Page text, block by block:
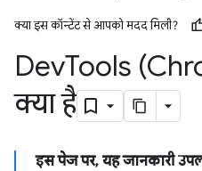
क्या इस कॉन्टेंट से आपको मदद मिली?
DevTools
क्या है
इस पेज पर, यह जानकारी